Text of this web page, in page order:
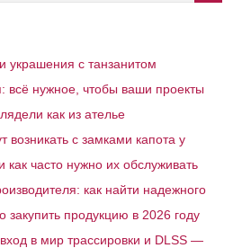
украшения с танзанитом
всё нужное, чтобы ваши проекты
как из ателье
возникать с замками капота у
часто нужно их обслуживать
как найти надежного
закупить продукцию в 2026 году
в мир трассировки и DLSS —